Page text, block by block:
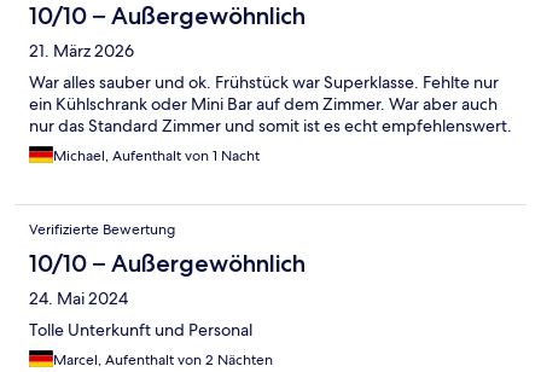
10/10 – Außergewöhnlich
21. März 2026
War alles sauber und ok. Frühstück war Superklasse. Fehlte nur
ein Kühlschrank oder Mini Bar auf dem Zimmer. War aber auch
nur das Standard Zimmer und somit ist es echt empfehlenswert.
Michael, Aufenthalt von 1 Nacht
Verifizierte Bewertung
10/10 – Außergewöhnlich
24. Mai 2024
Tolle Unterkunft und Personal
Marcel, Aufenthalt von 2 Nächten